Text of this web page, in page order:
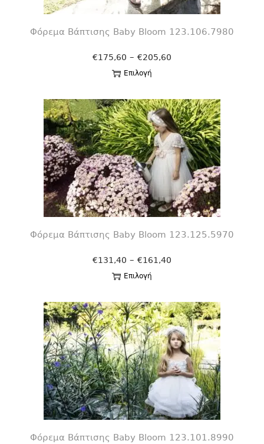
Φόρεμα Βάπτισης Βaby Bloom 123.106.7980
€175,60 – €205,60
Επιλογή
Φόρεμα Βάπτισης Βaby Bloom 123.125.5970
€131,40 – €161,40
Επιλογή
Φόρεμα Βάπτισης Βaby Bloom 123.101.8990